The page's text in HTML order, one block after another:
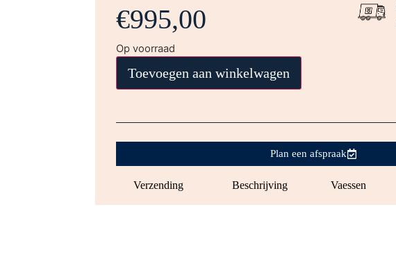
€995,00
Op voorraad
Toevoegen aan winkelwagen
Plan een afspraak
Verzending Beschrijving Vaessen